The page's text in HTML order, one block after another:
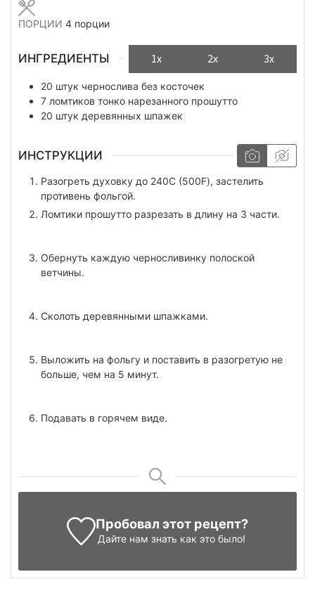
ПОРЦИИ 4 порции
ИНГРЕДИЕНТЫ 1x 2x 3x
20 штук чернослива без косточек
7 ломтиков тонко нарезанного прошутто
20 штук деревянных шпажек
ИНСТРУКЦИИ
Разогреть духовку до 240С (500F), застелить
противень фольгой.
Ломтики прошутто разрезать в длину на 3 части.
Обернуть каждую черносливинку полоской
ветчины.
Сколоть деревянными шпажками.
Выложить на фольгу и поставить в разогретую не
больше, чем на 5 минут.
Подавать в горячем виде.
Пробовал этот рецепт?
Дайте нам знать как это было!